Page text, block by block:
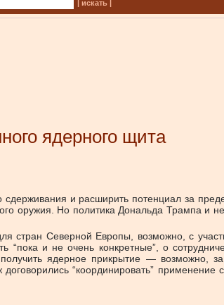
| искать |
ядерного щита
и расширить потенциал за
оружия. Но политика Дональда Трампа и
стран Северной Европы, возможно, с
и не очень конкретные”, о
ядерное прикрытие — возможно,
“координировать” применение